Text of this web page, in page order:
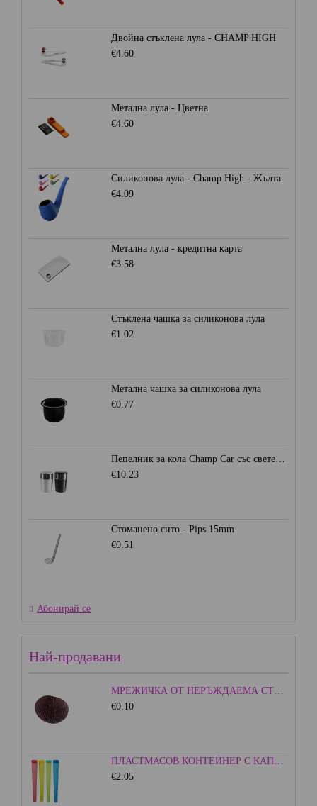
Двойна стъклена лула - CHAMP HIGH
€4.60
Метална лула - Цветна
€4.60
Силиконова лула - Champ High - Жълта
€4.09
Метална лула - кредитна карта
€3.58
Стъклена чашка за силиконова лула
€1.02
Метална чашка за силиконова лула
€0.77
Пепелник за кола Champ Car със светеща LED светлина
€10.23
Стоманено сито - Pips 15mm
€0.51
Абонирай се
Най-продавани
МРЕЖИЧКА ОТ НЕРЪЖДАЕМА СТОМАНА - 15ММ.
€0.10
ПЛАСТМАСОВ КОНТЕЙНЕР С КАПАЧКА - ЦВЕТЕН
€2.05